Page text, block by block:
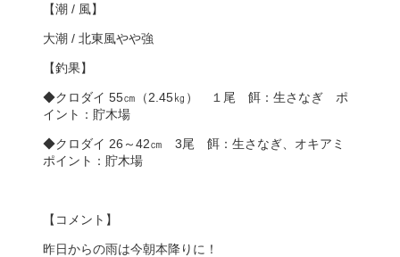
【潮 / 風】
大潮 / 北東風やや強
【釣果】
◆クロダイ 55㎝（2.45㎏） １尾 餌：生さなぎ ポ
イント：貯木場
◆クロダイ 26～42㎝ 3尾 餌：生さなぎ、オキアミ
ポイント：貯木場
【コメント】
昨日からの雨は今朝本降りに！